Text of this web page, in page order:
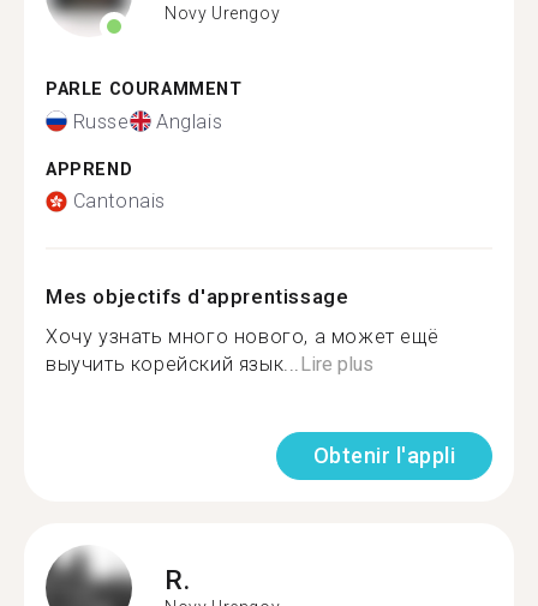
Novy Urengoy
PARLE COURAMMENT
Russe Anglais
APPREND
Cantonais
Mes objectifs d'apprentissage
Хочу узнать много нового, а может ещё
выучить корейский язык...Lire plus
Obtenir l'appli
R.